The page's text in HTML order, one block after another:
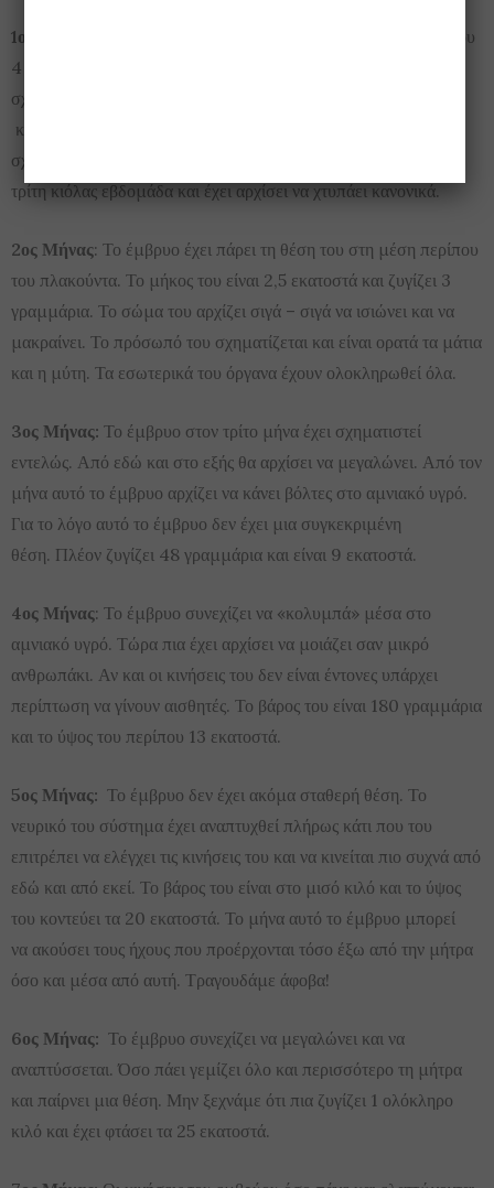
1ος Μήνας
: Στο τέλος του πρώτου μήνα το έμβρυο είναι περίπου
4 χιλιοστά και ζυγίζει μόλις ένα γραμμάριο. Έχουν αρχίσει να
σχηματίζονται το πάνω και το κάτω μέρος του σώματός του
καθώς και οι πλευρές του. Τη δεύτερη εβδομάδα δε έχει
σχηματιστεί ο νωτιαίος μυελός. Η καρδιά του υπάρχει από την
τρίτη κιόλας εβδομάδα και έχει αρχίσει να χτυπάει κανονικά.
2ος Μήνας: Το έμβρυο έχει πάρει τη θέση του στη μέση περίπου
του πλακούντα. Το μήκος του είναι 2,5 εκατοστά και ζυγίζει 3
γραμμάρια. Το σώμα του αρχίζει σιγά – σιγά να ισιώνει και να
μακραίνει. Το πρόσωπό του σχηματίζεται και είναι ορατά τα μάτια
και η μύτη. Τα εσωτερικά του όργανα έχουν ολοκληρωθεί όλα.
3ος Μήνας: Το έμβρυο στον τρίτο μήνα έχει σχηματιστεί
εντελώς. Από εδώ και στο εξής θα αρχίσει να μεγαλώνει. Από τον
μήνα αυτό το έμβρυο αρχίζει να κάνει βόλτες στο αμνιακό υγρό.
Για το λόγο αυτό το έμβρυο δεν έχει μια συγκεκριμένη
θέση. Πλέον ζυγίζει 48 γραμμάρια και είναι 9 εκατοστά.
4ος Μήνας: Το έμβρυο συνεχίζει να «κολυμπά» μέσα στο
αμνιακό υγρό. Τώρα πια έχει αρχίσει να μοιάζει σαν μικρό
ανθρωπάκι. Αν και οι κινήσεις του δεν είναι έντονες υπάρχει
περίπτωση να γίνουν αισθητές. Το βάρος του είναι 180 γραμμάρια
και το ύψος του περίπου 13 εκατοστά.
5ος Μήνας: Το έμβρυο δεν έχει ακόμα σταθερή θέση. Το
νευρικό του σύστημα έχει αναπτυχθεί πλήρως κάτι που του
επιτρέπει να ελέγχει τις κινήσεις του και να κινείται πιο συχνά από
εδώ και από εκεί. Το βάρος του είναι στο μισό κιλό και το ύψος
του κοντεύει τα 20 εκατοστά. Το μήνα αυτό το έμβρυο μπορεί
να ακούσει τους ήχους που προέρχονται τόσο έξω από την μήτρα
όσο και μέσα από αυτή. Τραγουδάμε άφοβα!
6ος Μήνας: Το έμβρυο συνεχίζει να μεγαλώνει και να
αναπτύσσεται. Όσο πάει γεμίζει όλο και περισσότερο τη μήτρα
και παίρνει μια θέση. Μην ξεχνάμε ότι πια ζυγίζει 1 ολόκληρο
κιλό και έχει φτάσει τα 25 εκατοστά.